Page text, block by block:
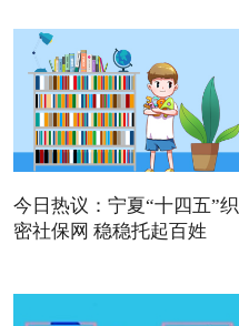
今日热议：宁夏“十四五”织
密社保网 稳稳托起百姓